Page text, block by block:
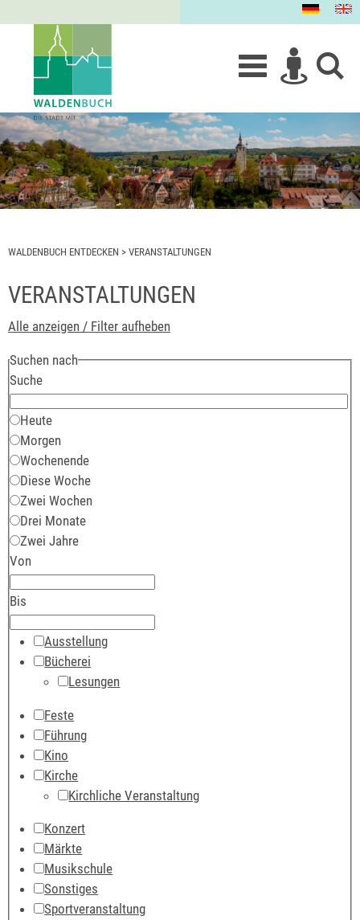
WALDENBUCH ENTDECKEN > VERANSTALTUNGEN
VERANSTALTUNGEN
Alle anzeigen / Filter aufheben
Suchen nach
Suche
Heute
Morgen
Wochenende
Diese Woche
Zwei Wochen
Drei Monate
Zwei Jahre
Von
Bis
Ausstellung
Bücherei
Lesungen
Feste
Führung
Kino
Kirche
Kirchliche Veranstaltung
Konzert
Märkte
Musikschule
Sonstiges
Sportveranstaltung